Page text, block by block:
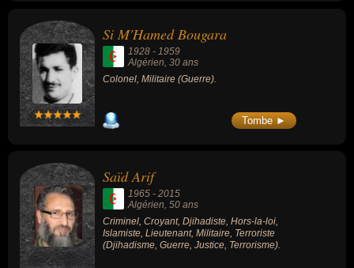
l’homme qui ne s’est jamais rendu », un
opposant irréductible, le héros de
l’indépendance qui avait pris parti pour le
Hirak dès le début en 2019, engagement qui
lui valut d’être emprisonné 6 mois à l’âge de
Si M'Hamed Bougara
1928 - 1959
Algérien, 30 ans
Colonel, Militaire (Guerre).
Tombe ►
Saïd Arif
1965 - 2015
Algérien, 50 ans
Criminel, Croyant, Djihadiste, Hors-la-loi,
Islamiste, Lieutenant, Militaire, Terroriste
(Djihadisme, Guerre, Justice, Terrorisme).